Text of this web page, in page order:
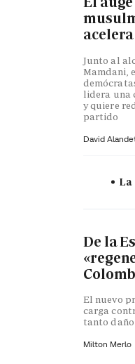
Junto al
Mamdani,
lidera una
y quiere
partido
David
La
De la
El nuevo
carga
tanto daño
Milton Merlo